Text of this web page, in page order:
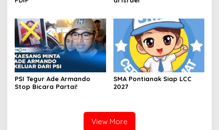
PSI Tegur Ade Armando
Stop Bicara Partai!
SMA Pontianak Siap LCC
2027
View More